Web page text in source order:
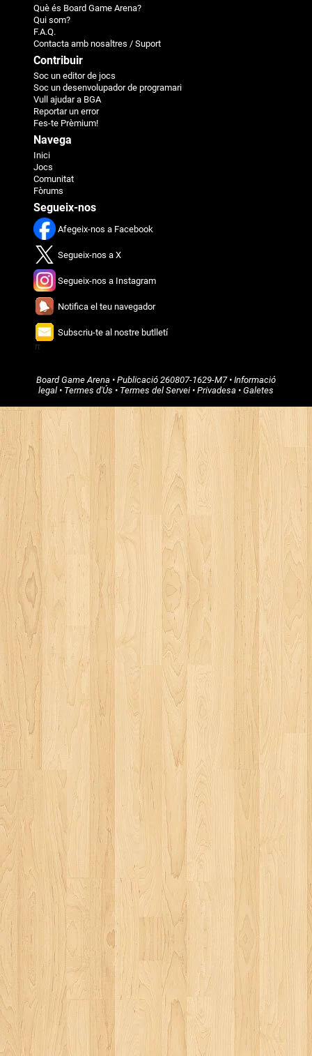
Què és Board Game Arena?
Qui som?
F.A.Q.
Contacta amb nosaltres / Suport
Contribuir
Soc un editor de jocs
Soc un desenvolupador de programari
Vull ajudar a BGA
Reportar un error
Fes-te Prèmium!
Navega
Inici
Jocs
Comunitat
Fòrums
Segueix-nos
Afegeix-nos a Facebook
Segueix-nos a X
Segueix-nos a Instagram
Notifica el teu navegador
Subscriu-te al nostre butlletí
Board Game Arena • Publicació 260807-1629-M7• Informació
legal• Termes d'Ús • Termes del Servei• Privadesa • Galetes
π